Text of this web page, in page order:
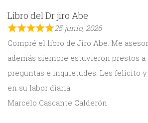
Libro del Dr jiro Abe
25 junio, 2026
Compré el libro de Jiro Abe. Me
además siempre estuvieron prestos
preguntas e inquietudes. Les felicito
en su labor diaria
Marcelo Cascante Calderón